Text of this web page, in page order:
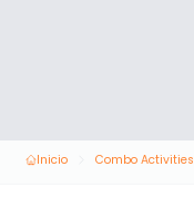
Inicio Combo Activities